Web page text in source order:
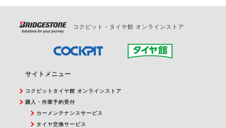
コクピット・タイヤ館 オンラインストア
サイトメニュー
コクピットタイヤ館 オンラインストア
購入・作業予約受付
カーメンテナンスサービス
タイヤ交換サービス